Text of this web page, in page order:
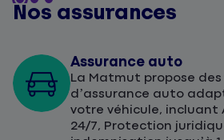
Nos assurances
Assurance auto
La Matmut propose
d’assurance auto
votre véhicule, incluant
24/7, Protection